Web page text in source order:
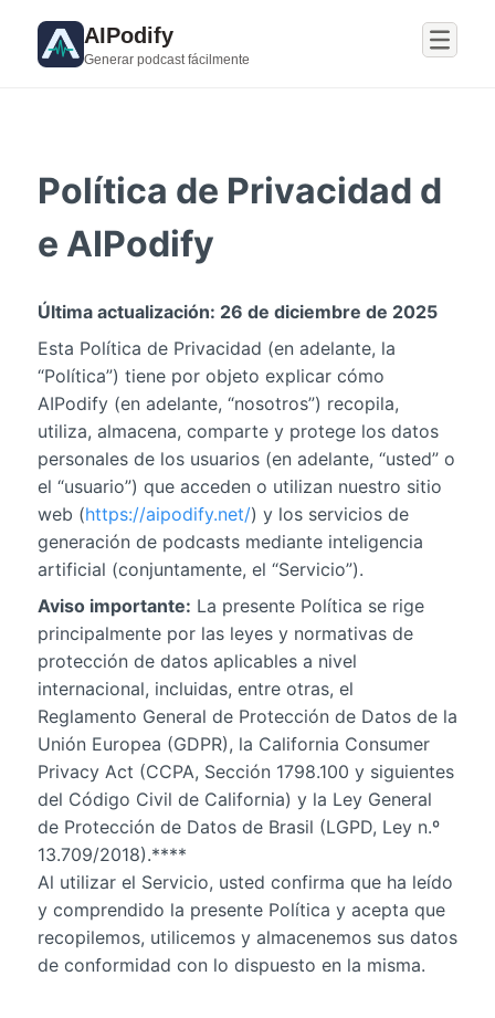
AIPodify
Generar podcast fácilmente
Política de Privacidad d
e AIPodify
Última actualización: 26 de diciembre de 2025
Esta Política de Privacidad (en adelante, la
“Política”) tiene por objeto explicar cómo
AIPodify (en adelante, “nosotros”) recopila,
utiliza, almacena, comparte y protege los datos
personales de los usuarios (en adelante, “usted” o
el “usuario”) que acceden o utilizan nuestro sitio
web (https://aipodify.net/) y los servicios de
generación de podcasts mediante inteligencia
artificial (conjuntamente, el “Servicio”).
Aviso importante: La presente Política se rige
principalmente por las leyes y normativas de
protección de datos aplicables a nivel
internacional, incluidas, entre otras, el
Reglamento General de Protección de Datos de la
Unión Europea (GDPR), la California Consumer
Privacy Act (CCPA, Sección 1798.100 y siguientes
del Código Civil de California) y la Ley General
de Protección de Datos de Brasil (LGPD, Ley n.º
13.709/2018).****
Al utilizar el Servicio, usted confirma que ha leído
y comprendido la presente Política y acepta que
recopilemos, utilicemos y almacenemos sus datos
de conformidad con lo dispuesto en la misma.